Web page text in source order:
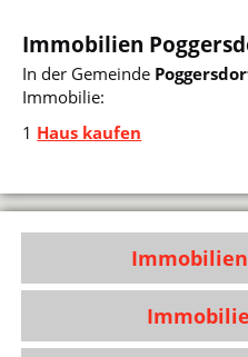
Immobilien
In der Gemeinde
Immobilie:
1 Haus kaufen